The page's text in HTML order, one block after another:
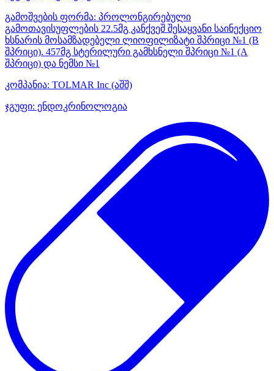
გამოშვების ფორმა: პროლონგირებული
გამოთავისუფლების 22.5მგ კანქვეშ შესაყვანი საინექციო
ხსნარის მოსამზადებელი ლიოფილიზატი შპრიცი №1 (B
შპრიცი). 457მგ სტერილური გამხსნელი შპრიცი №1 (A
შპრიცი) და ნემსი №1
კომპანია: TOLMAR Inc (აშშ)
ჯგუფი: ენდოკრინოლოგია